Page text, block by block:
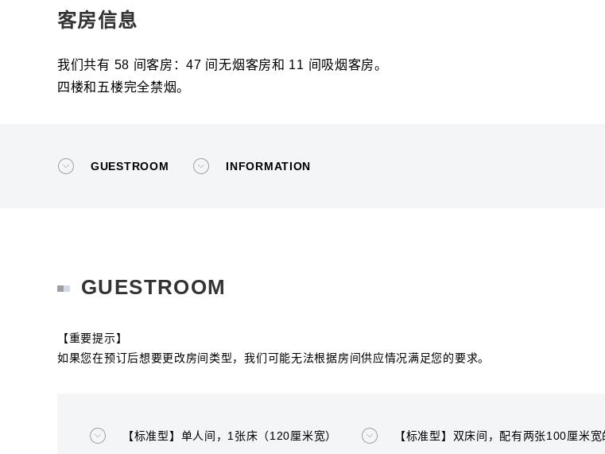
客房信息
我们共有 58 间客房：47 间无烟客房和 11 间吸烟客房。
四楼和五楼完全禁烟。
GUESTROOM INFORMATION
GUESTROOM
【重要提示】
如果您在预订后想要更改房间类型，我们可能无法根据房间供应情况满足您的要求。
【标准型】单人间，1张床（120厘米宽） 【标准型】双床间，配有两张100厘米宽